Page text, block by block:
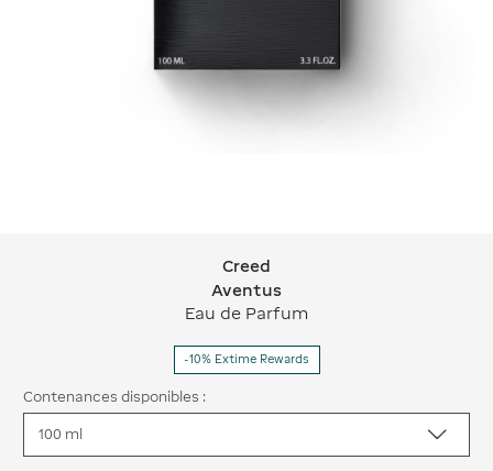
Creed
Aventus
Eau de Parfum
-10% Extime Rewards
Contenances disponibles :